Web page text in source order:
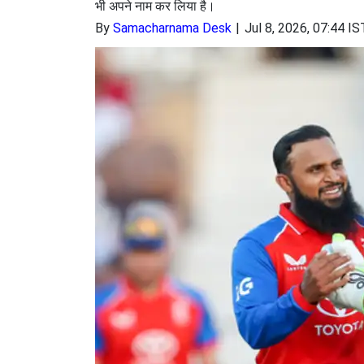
भी अपने नाम कर लिया है।
By Samacharnama Desk Jul 8, 2026, 07:44